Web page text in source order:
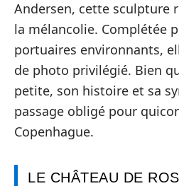
Andersen, cette sculpture
la mélancolie. Complétée
portuaires environnants,
de photo privilégié. Bien
petite, son histoire et sa
passage obligé pour
Copenhague.
LE CHÂTEAU DE